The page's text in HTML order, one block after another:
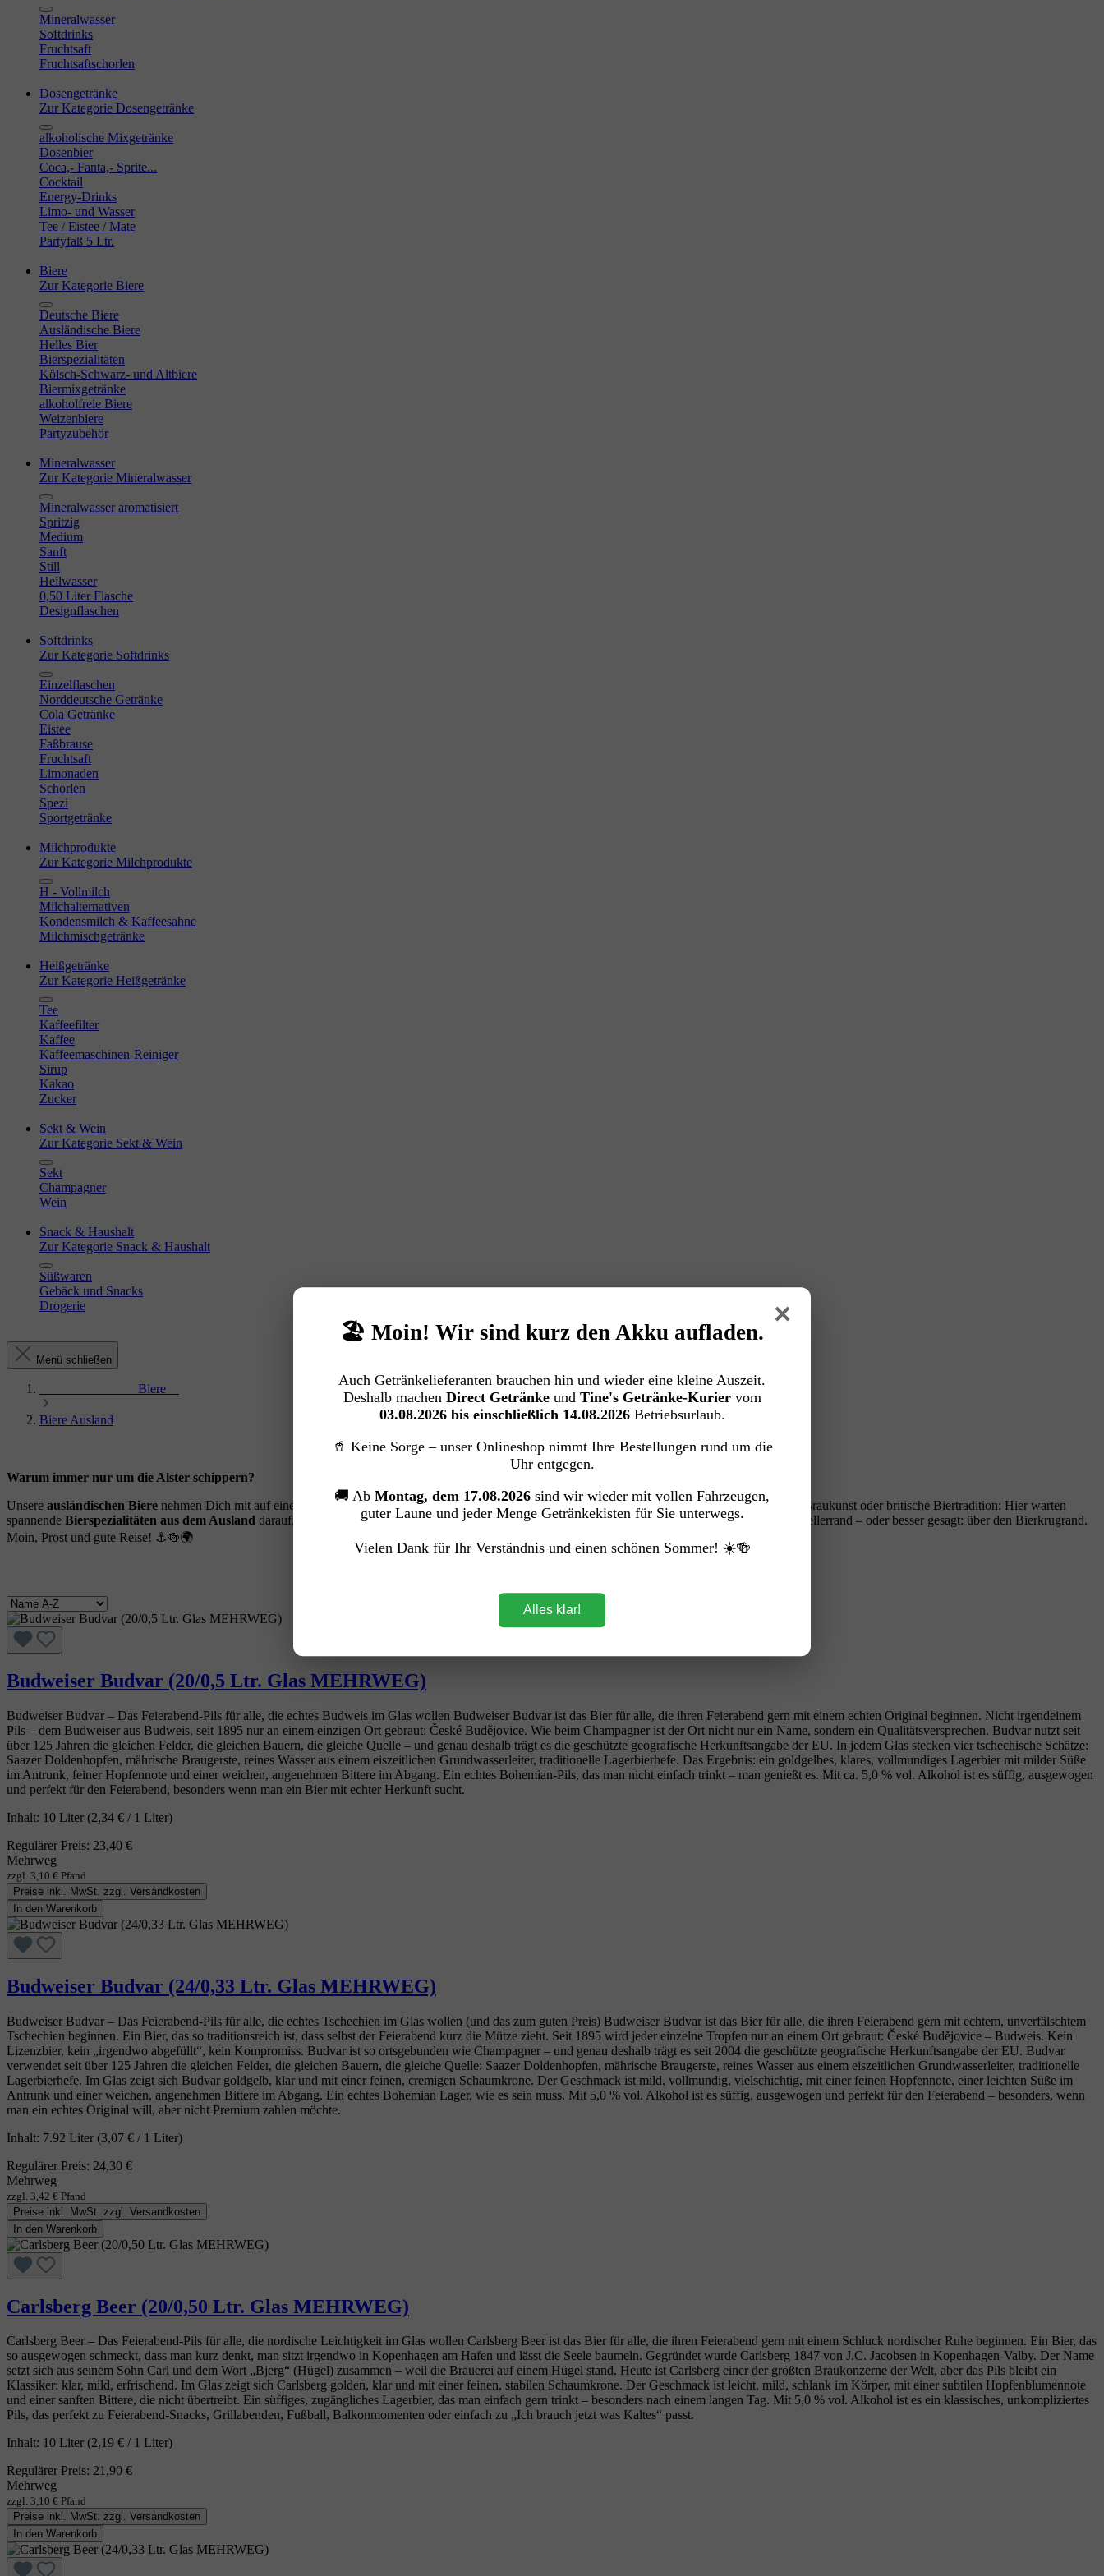
Mineralwasser
Softdrinks
Fruchtsaft
Fruchtsaftschorlen
Dosengetränke
Zur Kategorie Dosengetränke
alkoholische Mixgetränke
Dosenbier
Coca,- Fanta,- Sprite...
Cocktail
Energy-Drinks
Limo- und Wasser
Tee / Eistee / Mate
Partyfaß 5 Ltr.
Biere
Zur Kategorie Biere
Deutsche Biere
Ausländische Biere
Helles Bier
Bierspezialitäten
Kölsch-Schwarz- und Altbiere
Biermixgetränke
alkoholfreie Biere
Weizenbiere
Partyzubehör
Mineralwasser
Zur Kategorie Mineralwasser
Mineralwasser aromatisiert
Spritzig
Medium
Sanft
Still
Heilwasser
0,50 Liter Flasche
Designflaschen
Softdrinks
Zur Kategorie Softdrinks
Einzelflaschen
Norddeutsche Getränke
Cola Getränke
Eistee
Faßbrause
Fruchtsaft
Limonaden
Schorlen
Spezi
Sportgetränke
Milchprodukte
Zur Kategorie Milchprodukte
H - Vollmilch
Milchalternativen
Kondensmilch & Kaffeesahne
Milchmischgetränke
Heißgetränke
Zur Kategorie Heißgetränke
Tee
Kaffeefilter
Kaffee
Kaffeemaschinen-Reiniger
Sirup
Kakao
Zucker
Sekt & Wein
Zur Kategorie Sekt & Wein
Sekt
Champagner
Wein
Snack & Haushalt
Zur Kategorie Snack & Haushalt
Süßwaren
Gebäck und Snacks
Drogerie
Menü schließen
_______________Biere__
Biere Ausland
Warum immer nur um die Alster schippern?
Unsere ausländischen Biere nehmen Dich mit auf eine geschmackvolle Weltreise – ganz ohne Kofferpacken. Ob mexikanisches Strandgefühl, belgische Braukunst oder britische Biertradition: Hier warten
spannende Bierspezialitäten aus dem Ausland darauf, von Dir geentert zu werden. Denn auch ein echter Hamburger Seebär schaut gerne mal über den Tellerrand – oder besser gesagt: über den Bierkrugrand.
Moin, Prost und gute Reise! ⚓🍻🌍
Budweiser Budvar (20/0,5 Ltr. Glas MEHRWEG)
Budweiser Budvar – Das Feierabend‑Pils für alle, die echtes Budweis im Glas wollen Budweiser Budvar ist das Bier für alle, die ihren Feierabend gern mit einem echten Original beginnen. Nicht irgendeinem
Pils – dem Budweiser aus Budweis, seit 1895 nur an einem einzigen Ort gebraut: České Budějovice. Wie beim Champagner ist der Ort nicht nur ein Name, sondern ein Qualitätsversprechen. Budvar nutzt seit
über 125 Jahren die gleichen Felder, die gleichen Bauern, die gleiche Quelle – und genau deshalb trägt es die geschützte geografische Herkunftsangabe der EU. In jedem Glas stecken vier tschechische Schätze:
Saazer Doldenhopfen, mährische Braugerste, reines Wasser aus einem eiszeitlichen Grundwasserleiter, traditionelle Lagerbierhefe. Das Ergebnis: ein goldgelbes, klares, vollmundiges Lagerbier mit milder Süße
im Antrunk, feiner Hopfennote und einer weichen, angenehmen Bittere im Abgang. Ein echtes Bohemian‑Pils, das man nicht einfach trinkt – man genießt es. Mit ca. 5,0 % vol. Alkohol ist es süffig, ausgewogen
und perfekt für den Feierabend, besonders wenn man ein Bier mit echter Herkunft sucht.
Inhalt: 10 Liter (2,34 € / 1 Liter)
Regulärer Preis: 23,40 €
Mehrweg
zzgl. 3,10 € Pfand
Preise inkl. MwSt. zzgl. Versandkosten
In den Warenkorb
Budweiser Budvar (24/0,33 Ltr. Glas MEHRWEG)
Budweiser Budvar – Das Feierabend‑Pils für alle, die echtes Tschechien im Glas wollen (und das zum guten Preis) Budweiser Budvar ist das Bier für alle, die ihren Feierabend gern mit echtem, unverfälschtem
Tschechien beginnen. Ein Bier, das so traditionsreich ist, dass selbst der Feierabend kurz die Mütze zieht. Seit 1895 wird jeder einzelne Tropfen nur an einem Ort gebraut: České Budějovice – Budweis. Kein
Lizenzbier, kein „irgendwo abgefüllt“, kein Kompromiss. Budvar ist so ortsgebunden wie Champagner – und genau deshalb trägt es seit 2004 die geschützte geografische Herkunftsangabe der EU. Budvar
verwendet seit über 125 Jahren die gleichen Felder, die gleichen Bauern, die gleiche Quelle: Saazer Doldenhopfen, mährische Braugerste, reines Wasser aus einem eiszeitlichen Grundwasserleiter, traditionelle
Lagerbierhefe. Im Glas zeigt sich Budvar goldgelb, klar und mit einer feinen, cremigen Schaumkrone. Der Geschmack ist mild, vollmundig, vielschichtig, mit einer feinen Hopfennote, einer leichten Süße im
Antrunk und einer weichen, angenehmen Bittere im Abgang. Ein echtes Bohemian Lager, wie es sein muss. Mit 5,0 % vol. Alkohol ist es süffig, ausgewogen und perfekt für den Feierabend – besonders, wenn
man ein echtes Original will, aber nicht Premium zahlen möchte.
Inhalt: 7.92 Liter (3,07 € / 1 Liter)
Regulärer Preis: 24,30 €
Mehrweg
zzgl. 3,42 € Pfand
Preise inkl. MwSt. zzgl. Versandkosten
In den Warenkorb
Carlsberg Beer (20/0,50 Ltr. Glas MEHRWEG)
Carlsberg Beer – Das Feierabend‑Pils für alle, die nordische Leichtigkeit im Glas wollen Carlsberg Beer ist das Bier für alle, die ihren Feierabend gern mit einem Schluck nordischer Ruhe beginnen. Ein Bier, das
so ausgewogen schmeckt, dass man kurz denkt, man sitzt irgendwo in Kopenhagen am Hafen und lässt die Seele baumeln. Gegründet wurde Carlsberg 1847 von J.C. Jacobsen in Kopenhagen‑Valby. Der Name
setzt sich aus seinem Sohn Carl und dem Wort „Bjerg“ (Hügel) zusammen – weil die Brauerei auf einem Hügel stand. Heute ist Carlsberg einer der größten Braukonzerne der Welt, aber das Pils bleibt ein
Klassiker: klar, mild, erfrischend. Im Glas zeigt sich Carlsberg golden, klar und mit einer feinen, stabilen Schaumkrone. Der Geschmack ist leicht, mild, schlank im Körper, mit einer subtilen Hopfenblumennote
und einer sanften Bittere, die nicht übertreibt. Ein süffiges, zugängliches Lagerbier, das man einfach gern trinkt – besonders nach einem langen Tag. Mit 5,0 % vol. Alkohol ist es ein klassisches, unkompliziertes
Pils, das perfekt zu Feierabend‑Snacks, Grillabenden, Fußball, Balkonmomenten oder einfach zu „Ich brauch jetzt was Kaltes“ passt.
Inhalt: 10 Liter (2,19 € / 1 Liter)
Regulärer Preis: 21,90 €
Mehrweg
zzgl. 3,10 € Pfand
Preise inkl. MwSt. zzgl. Versandkosten
In den Warenkorb
×
🏖️ Moin! Wir sind kurz den Akku aufladen.
Auch Getränkelieferanten brauchen hin und wieder eine kleine Auszeit.
Deshalb machen Direct Getränkeund Tine's Getränke-Kuriervom
03.08.2026 bis einschließlich 14.08.2026Betriebsurlaub.
🥤 Keine Sorge – unser Onlineshop nimmt Ihre Bestellungen rund um die
Uhr entgegen.
🚚 Ab Montag, dem 17.08.2026 sind wir wieder mit vollen Fahrzeugen,
guter Laune und jeder Menge Getränkekisten für Sie unterwegs.
Vielen Dank für Ihr Verständnis und einen schönen Sommer! ☀️🍻
Alles klar!